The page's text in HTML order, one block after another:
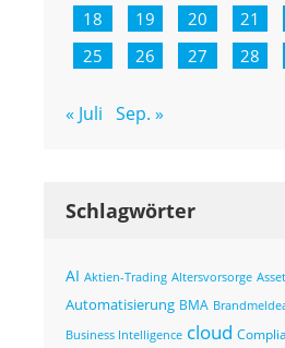
18
19 20 21
25
26 27 28
« Juli Sep. »
Schlagwörter
AI Aktien-Trading Altersvorsorge
Automatisierung BMA
Business Intelligence cloud